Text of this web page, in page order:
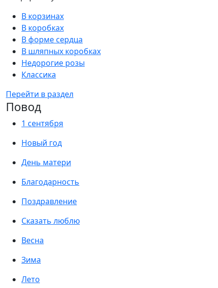
В корзинах
В коробках
В форме сердца
В шляпных коробках
Недорогие розы
Классика
Перейти в раздел
Повод
1 сентября
Новый год
День матери
Благодарность
Поздравление
Сказать люблю
Весна
Зима
Лето